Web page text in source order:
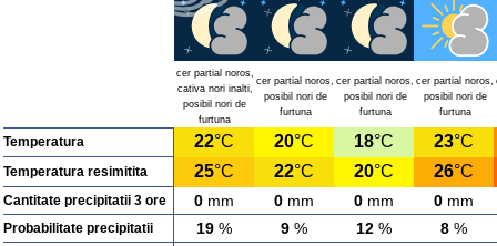
cer partial noros,
cativa nori inalti,
posibil nori de
furtuna
cer partial noros,
posibil nori de
furtuna
cer partial noros,
posibil nori de
furtuna
cer partial noros,
posibil nori de
furtuna
Temperatura 22°C 20°C 18°C 23°C
Temperatura resimitita 25°C 22°C 20°C 26°C
Cantitate precipitatii 3 ore 0 mm 0 mm 0 mm 0 mm
Probabilitate precipitatii 19 % 9 % 12 % 8 %